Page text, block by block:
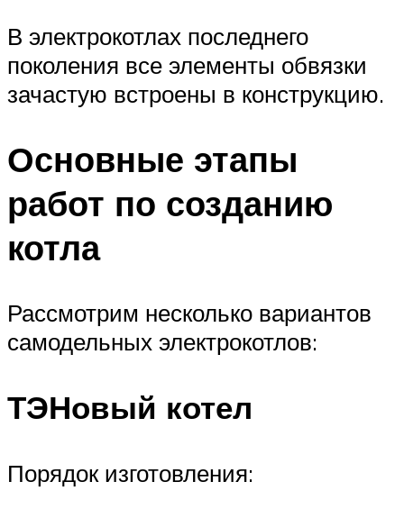
В электрокотлах последнего
поколения все элементы обвязки
зачастую встроены в конструкцию.
Основные этапы
работ по созданию
котла
Рассмотрим несколько вариантов
самодельных электрокотлов:
ТЭНовый котел
Порядок изготовления: